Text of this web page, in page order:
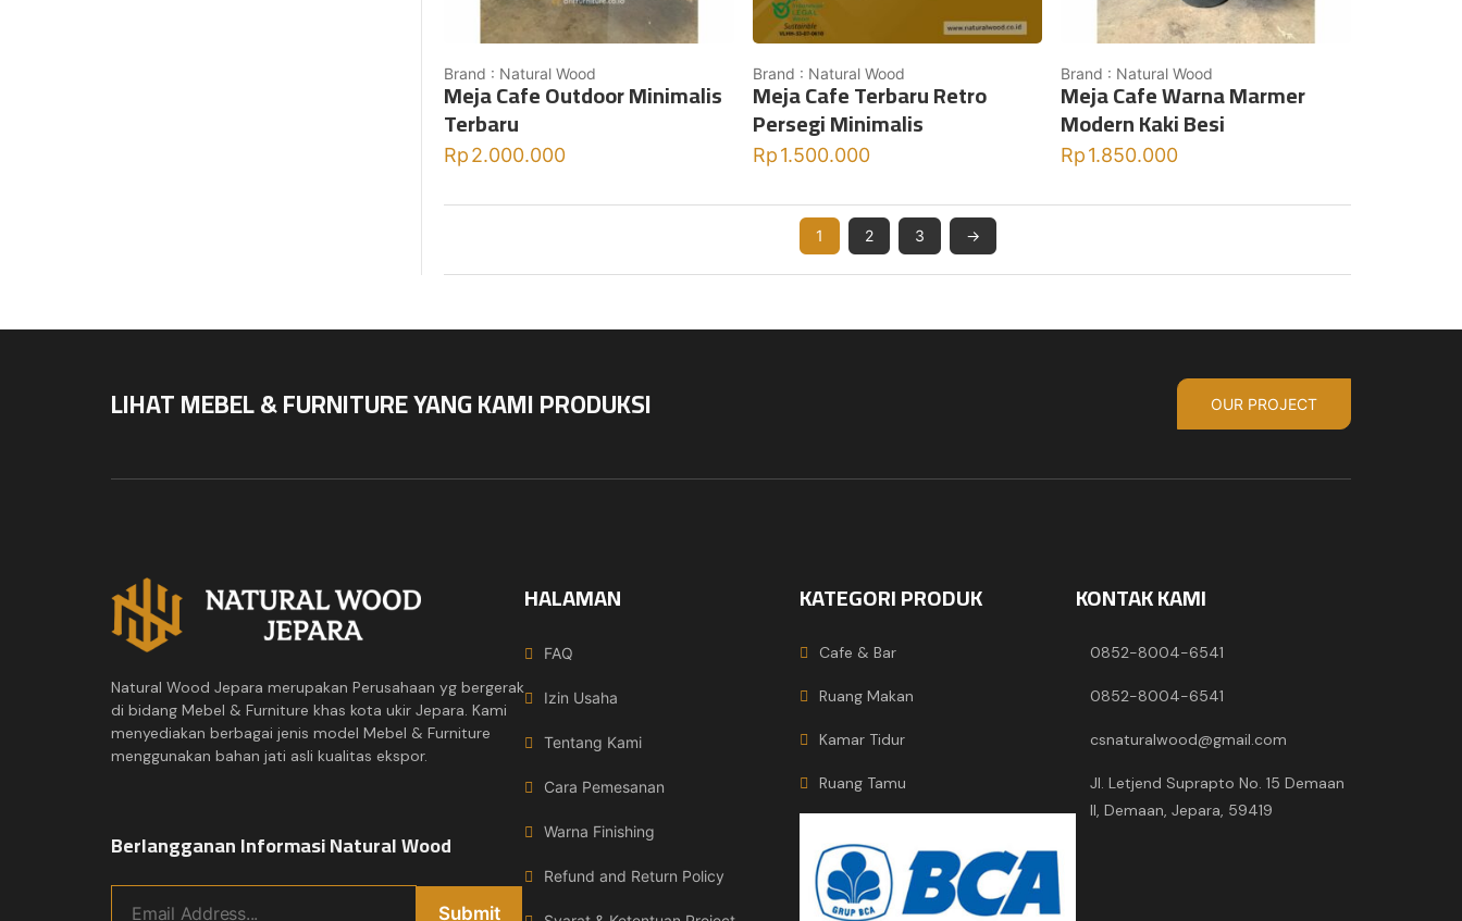
Brand : Natural Wood
Meja Cafe Outdoor Minimalis
Terbaru
Rp2.000.000
Brand : Natural Wood
Meja Cafe Terbaru Retro
Persegi Minimalis
Rp1.500.000
Brand : Natural Wood
Meja Cafe Warna Marmer
Modern Kaki Besi
Rp1.850.000
1 2 3 →
LIHAT MEBEL & FURNITURE YANG KAMI PRODUKSI OUR PROJECT
Natural Wood Jepara merupakan Perusahaan yg bergerak
di bidang Mebel & Furniture khas kota ukir Jepara. Kami
menyediakan berbagai jenis model Mebel & Furniture
menggunakan bahan jati asli kualitas ekspor.
Berlangganan Informasi Natural Wood
HALAMAN
FAQ
Izin Usaha
Tentang Kami
Cara Pemesanan
Warna Finishing
Refund and Return Policy
KATEGORI PRODUK
Cafe & Bar
Ruang Makan
Kamar Tidur
Ruang Tamu
KONTAK KAMI
0852-8004-6541
0852-8004-6541
csnaturalwood@gmail.com
Jl. Letjend Suprapto No. 15 Demaan
II, Demaan, Jepara, 59419